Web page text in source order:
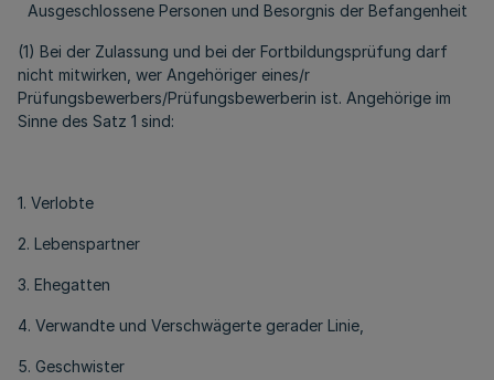
Ausgeschlossene Personen und Besorgnis der Befangenheit
(1) Bei der Zulassung und bei der Fortbildungsprüfung darf
nicht mitwirken, wer Angehöriger eines/r
Prüfungsbewerbers/Prüfungsbewerberin ist. Angehörige im
Sinne des Satz 1 sind:
1. Verlobte
2. Lebenspartner
3. Ehegatten
4. Verwandte und Verschwägerte gerader Linie,
5. Geschwister